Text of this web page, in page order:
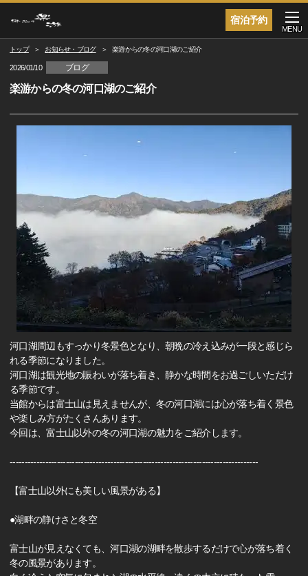
宿泊予約
MENU
トップ お知らせ・ブログ 楽游からの冬の河口湖のご紹介
2026/01/10 ブログ
楽游からの冬の河口湖のご紹介
河口湖周辺もすっかり冬景色となり、朝晩の冷え込みが一段と感じら
れる季節になりました。
河口湖は観光地の賑わいが落ち着き、静かな時間をお過ごしいただけ
る季節です。
当館からは富士山は見えませんが、冬の河口湖には心が落ち着く景色
や楽しみ方がたくさんあります。
今回は、富士山以外の冬の河口湖の魅力をご紹介します。
------------------------------------------------------------------------------------
【富士山以外にも美しい風景がある】
●湖畔の静けさと冬空
富士山が見えなくても、河口湖の湖畔を散歩するだけで心が落ち着く
冬の風景があります。